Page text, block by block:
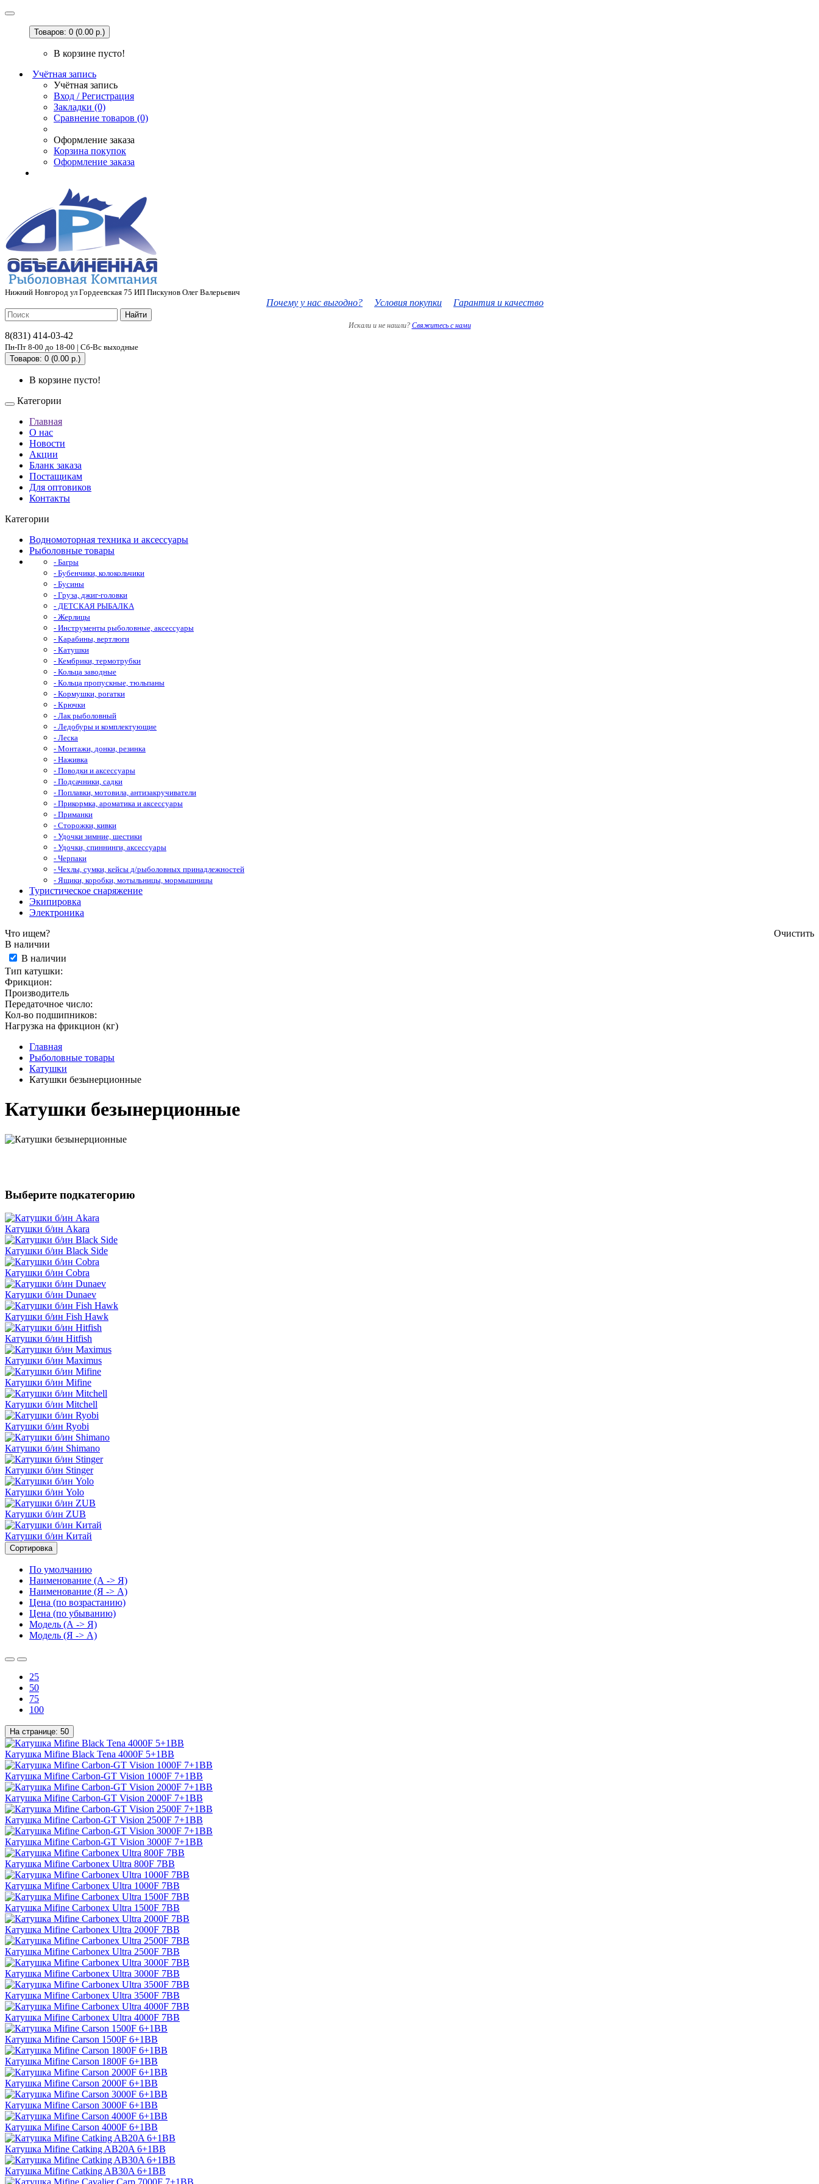
Товаров: 0 (0.00 р.)
В корзине пусто!
Учётная запись
Учётная запись
Вход / Регистрация
Закладки (0)
Сравнение товаров (0)
Оформление заказа
Корзина покупок
Оформление заказа
Нижний Новгород ул Гордеевская 75 ИП Пискунов Олег Валерьевич
Почему у нас выгодно? Условия покупки Гарантия и качество
Найти
Искали и не нашли? Свяжитесь с нами
8(831) 414-03-42
Пн-Пт 8-00 до 18-00 | Сб-Вс выходные
Товаров: 0 (0.00 р.)
В корзине пусто!
Категории
Главная
О нас
Новости
Акции
Бланк заказа
Постащикам
Для оптовиков
Контакты
Категории
Водномоторная техника и аксессуары
Рыболовные товары
- Багры
- Бубенчики, колокольчики
- Бусины
- Груза, джиг-головки
- ДЕТСКАЯ РЫБАЛКА
- Жерлицы
- Инструменты рыболовные, аксессуары
- Карабины, вертлюги
- Катушки
- Кембрики, термотрубки
- Кольца заводные
- Кольца пропускные, тюльпаны
- Кормушки, рогатки
- Крючки
- Лак рыболовный
- Ледобуры и комплектующие
- Леска
- Монтажи, донки, резинка
- Наживка
- Поводки и аксессуары
- Подсачники, садки
- Поплавки, мотовила, антизакручиватели
- Прикормка, ароматика и аксессуары
- Приманки
- Сторожки, кивки
- Удочки зимние, шестики
- Удочки, спиннинги, аксессуары
- Черпаки
- Чехлы, сумки, кейсы д/рыболовных принадлежностей
- Ящики, коробки, мотыльницы, мормышницы
Туристическое снаряжение
Экипировка
Электроника
Что ищем?
Очистить
В наличии
В наличии
Тип катушки:
Фрикцион:
Производитель
Передаточное число:
Кол-во подшипников:
Нагрузка на фрикцион (кг)
Главная
Рыболовные товары
Катушки
Катушки безынерционные
Катушки безынерционные
Выберите подкатегорию
Катушки б/ин Akara
Катушки б/ин Black Side
Катушки б/ин Cobra
Катушки б/ин Dunaev
Катушки б/ин Fish Hawk
Катушки б/ин Hitfish
Катушки б/ин Maximus
Катушки б/ин Mifine
Катушки б/ин Mitchell
Катушки б/ин Ryobi
Катушки б/ин Shimano
Катушки б/ин Stinger
Катушки б/ин Yolo
Катушки б/ин ZUB
Катушки б/ин Китай
Сортировка
По умолчанию
Наименование (А -> Я)
Наименование (Я -> А)
Цена (по возрастанию)
Цена (по убыванию)
Модель (А -> Я)
Модель (Я -> А)
25
50
75
100
На странице: 50
Катушка Mifine Black Tena 4000F 5+1BB
Катушка Mifine Carbon-GT Vision 1000F 7+1BB
Катушка Mifine Carbon-GT Vision 2000F 7+1BB
Катушка Mifine Carbon-GT Vision 2500F 7+1BB
Катушка Mifine Carbon-GT Vision 3000F 7+1BB
Катушка Mifine Carbonex Ultra 800F 7BB
Катушка Mifine Carbonex Ultra 1000F 7BB
Катушка Mifine Carbonex Ultra 1500F 7BB
Катушка Mifine Carbonex Ultra 2000F 7BB
Катушка Mifine Carbonex Ultra 2500F 7BB
Катушка Mifine Carbonex Ultra 3000F 7BB
Катушка Mifine Carbonex Ultra 3500F 7BB
Катушка Mifine Carbonex Ultra 4000F 7BB
Катушка Mifine Carson 1500F 6+1BB
Катушка Mifine Carson 1800F 6+1BB
Катушка Mifine Carson 2000F 6+1BB
Катушка Mifine Carson 3000F 6+1BB
Катушка Mifine Carson 4000F 6+1BB
Катушка Mifine Catking AB20A 6+1BB
Катушка Mifine Catking AB30A 6+1BB